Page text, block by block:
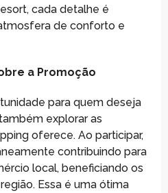
cada detalhe é
de conforto e
a Promoção
para quem deseja
explorar as
oferece. Ao participar,
contribuindo para
local, beneficiando os
Essa é uma ótima